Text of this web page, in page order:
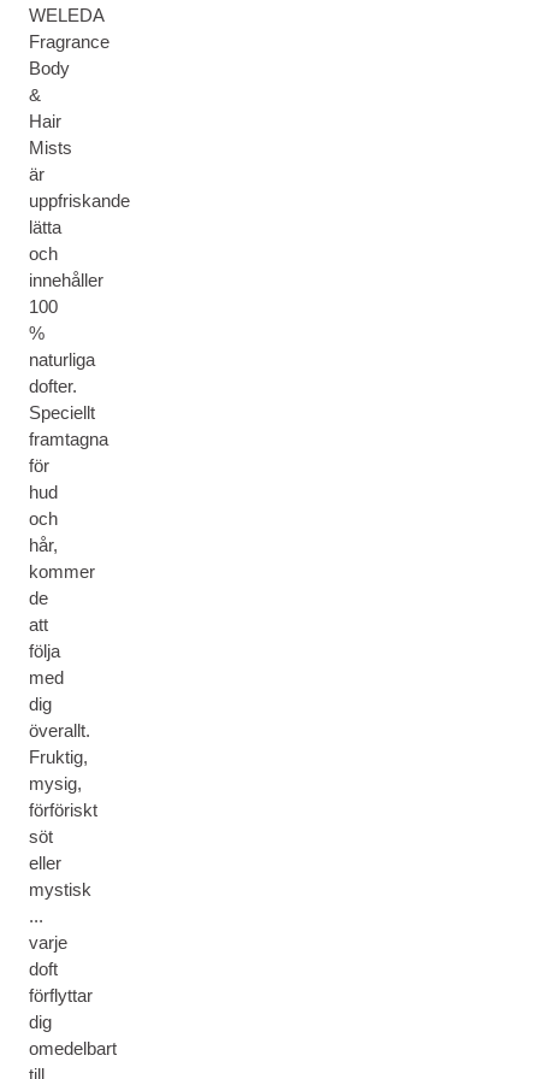
WELEDA
Fragrance
Body
&
Hair
Mists
är
uppfriskande
lätta
och
innehåller
100
%
naturliga
dofter.
Speciellt
framtagna
för
hud
och
hår,
kommer
de
att
följa
med
dig
överallt.
Fruktig,
mysig,
förföriskt
söt
eller
mystisk
...
varje
doft
förflyttar
dig
omedelbart
till